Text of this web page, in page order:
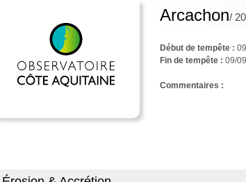
Arcachon/
Début de tempête :
Fin de tempête : 09/
Commentaires :